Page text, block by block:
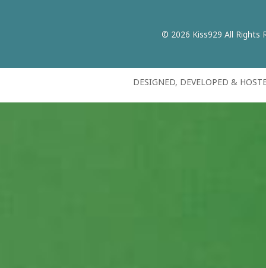
© 2026 Kiss929 All Rights
DESIGNED, DEVELOPED &